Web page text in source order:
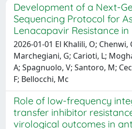
Development of a Next-
Sequencing Protocol for
Lenacapavir Resistance in
2026-01-01 El Khalili, O; Chenwi,
Marchegiani, G; Carioti, L;
A; Spagnuolo, V; Santoro, M;
F; Bellocchi, Mc
Role of low-frequency
transfer inhibitor
virological outcomes in